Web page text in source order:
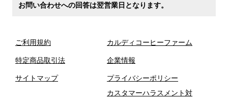
お問い合わせへの回答は翌営業日となります。
ご利用規約
特定商品取引法
サイトマップ
カルディコーヒーファーム
企業情報
プライバシーポリシー
カスタマーハラスメント対